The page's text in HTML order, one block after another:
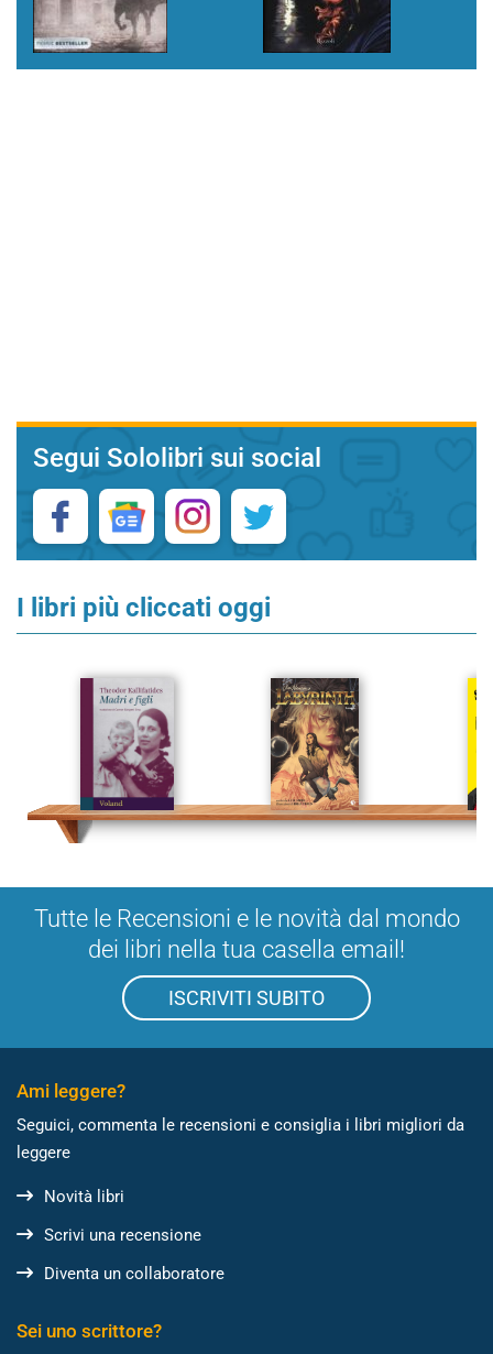
Segui Sololibri sui social
I libri più cliccati oggi
Tutte le Recensioni e le novità dal mondo
dei libri nella tua casella email!
ISCRIVITI SUBITO
Ami leggere?
Seguici, commenta le recensioni e consiglia i libri migliori da
leggere
Novità libri
Scrivi una recensione
Diventa un collaboratore
Sei uno scrittore?